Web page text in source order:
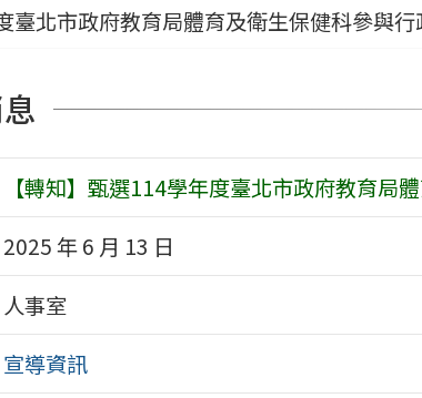
臺北市政府教育局體育及衛生保健科參與
【轉知】甄選114學年度臺北市政府教育局
2025 年 6 月 13 日
人事室
宣導資訊